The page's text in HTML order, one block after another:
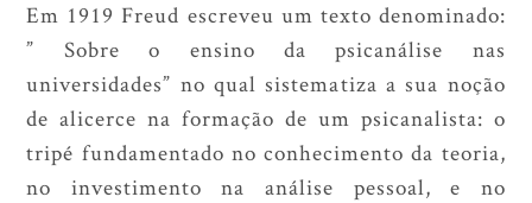
Em 1919 Freud escreveu um texto denominado:
” Sobre o ensino da psicanálise nas
universidades” no qual sistematiza a sua noção
de alicerce na formação de um psicanalista: o
tripé fundamentado no conhecimento da teoria,
no investimento na análise pessoal, e no